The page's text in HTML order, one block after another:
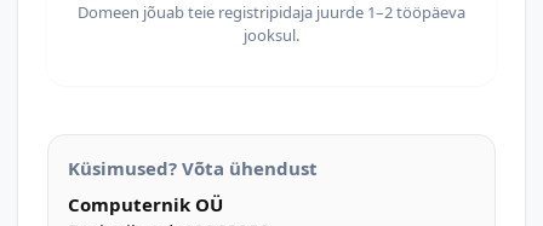
Domeen jõuab teie registripidaja juurde 1–2 tööpäeva
jooksul.
Küsimused? Võta ühendust
Computernik OÜ